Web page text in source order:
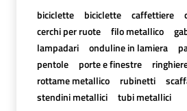
biciclette biciclette caffettiere
cerchi per ruote
filo metallico
lampadari
onduline in lamiera
pentole
porte e finestre
rottame metallico
rubinetti
stendini metallici
tubi metallici